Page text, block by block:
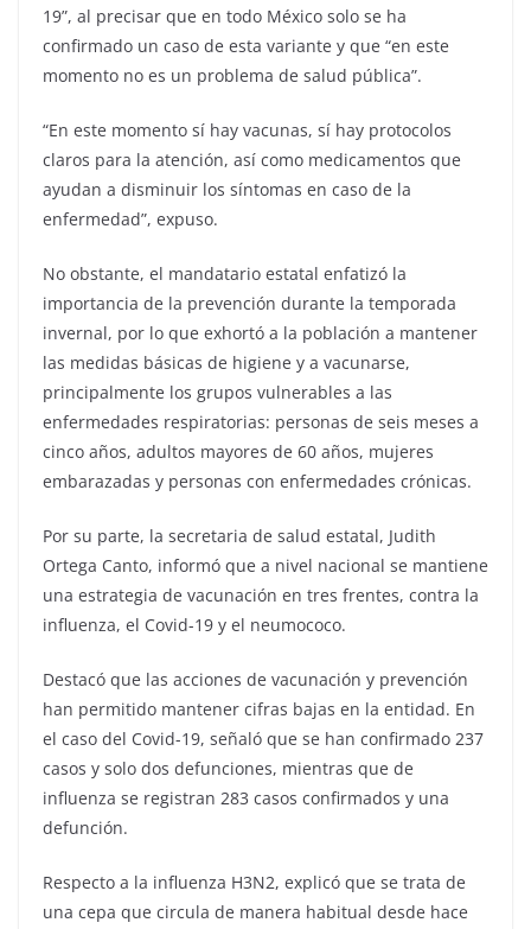
19”, al precisar que en todo México solo se ha
confirmado un caso de esta variante y que “en este
momento no es un problema de salud pública”.
“En este momento sí hay vacunas, sí hay protocolos
claros para la atención, así como medicamentos que
ayudan a disminuir los síntomas en caso de la
enfermedad”, expuso.
No obstante, el mandatario estatal enfatizó la
importancia de la prevención durante la temporada
invernal, por lo que exhortó a la población a mantener
las medidas básicas de higiene y a vacunarse,
principalmente los grupos vulnerables a las
enfermedades respiratorias: personas de seis meses a
cinco años, adultos mayores de 60 años, mujeres
embarazadas y personas con enfermedades crónicas.
Por su parte, la secretaria de salud estatal, Judith
Ortega Canto, informó que a nivel nacional se mantiene
una estrategia de vacunación en tres frentes, contra la
influenza, el Covid-19 y el neumococo.
Destacó que las acciones de vacunación y prevención
han permitido mantener cifras bajas en la entidad. En
el caso del Covid-19, señaló que se han confirmado 237
casos y solo dos defunciones, mientras que de
influenza se registran 283 casos confirmados y una
defunción.
Respecto a la influenza H3N2, explicó que se trata de
una cepa que circula de manera habitual desde hace